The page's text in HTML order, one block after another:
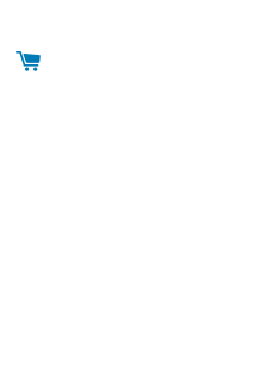
INLOGGEN